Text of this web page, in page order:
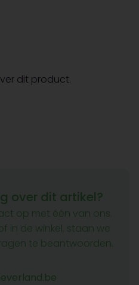
dit product.
over dit artikel?
op met één van ons.
in de winkel, staan we
te beantwoorden.